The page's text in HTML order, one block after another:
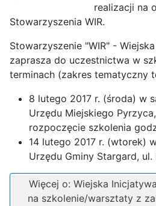
realizacji na
Stowarzyszenia WIR.
Stowarzyszenie "WIR" -
zaprasza do uczestnictwa w
terminach (zakres tematyczny
8 lutego 2017 r. (środa) w
Urzędu Miejskiego
rozpoczęcie szkolenia
14 lutego 2017 r. (wtorek)
Urzędu Gminy Stargard, ul.
Więcej o: Wiejska
na szkolenie/warsztaty z